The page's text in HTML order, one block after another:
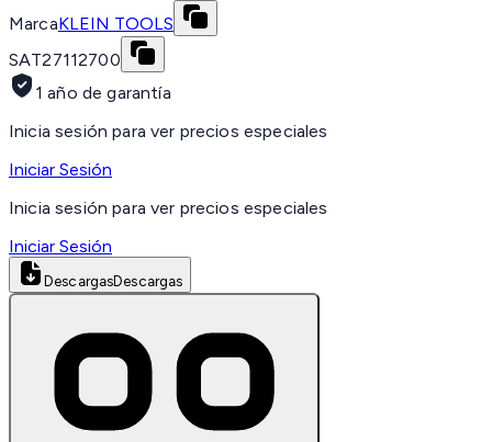
MarcaKLEIN TOOLS
SAT27112700
1 año de garantía
Inicia sesión para ver precios especiales
Iniciar Sesión
Inicia sesión para ver precios especiales
Iniciar Sesión
DescargasDescargas